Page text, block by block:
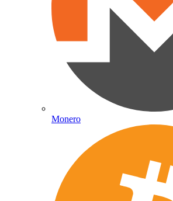
Monero